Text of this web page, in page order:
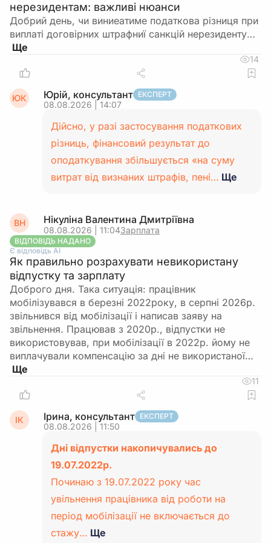
нерезидентам: важливі нюанси
Добрий день, чи виниеатиме податкова різниця при
виплаті договірних штрафниї санкцій нерезиденту…
14
ЮК Юрій, консультант ЕКСПЕРТ
08.08.2026 | 14:07
Дійсно, у разі застосування податкових
різниць, фінансовий результат до
оподаткування збільшується «на суму
витрат від визнаних штрафів, пені… Ще
ВН Нікуліна Валентина Дмитріївна
08.08.2026 | 11:04Зарплата
ВІДПОВІДЬ НАДАНО
Є відповідь АІ
Як правильно розрахувати невикористану
відпустку та зарплату
Доброго дня. Така ситуація: працівник
мобілізувався в березні 2022року, в серпні 2026р.
звільнився від мобілізації і написав заяву на
звільнення. Працював з 2020р., відпустки не
використовував, при мобілізації в 2022р. йому не
виплачували компенсацію за дні не використаної…
11
ІК Ірина, консультант ЕКСПЕРТ
08.08.2026 | 11:50
Дні відпустки накопичувались до
19.07.2022р.
Починаю з 19.07.2022 року час
увільнення працівника від роботи на
період мобілізації не включається до
стажу… Ще